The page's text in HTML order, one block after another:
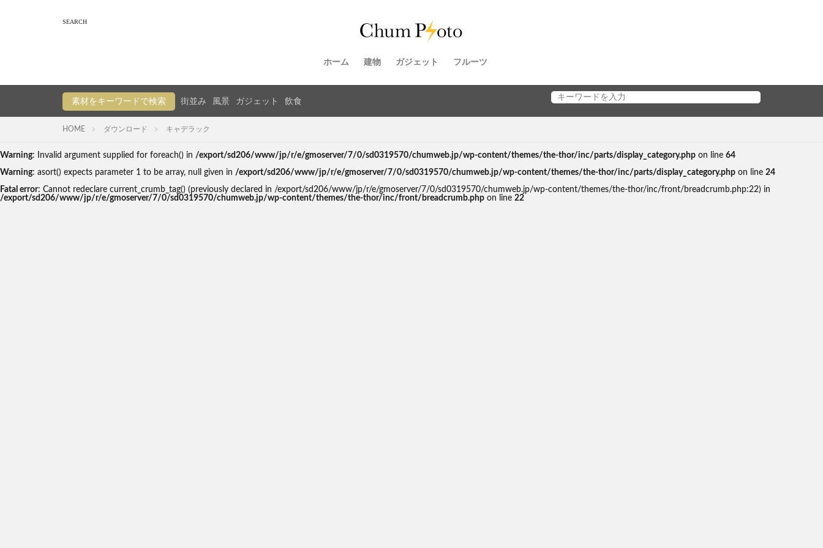
ホーム 建物 ガジェット フルーツ
素材をキーワードで検索 街並み 風景 ガジェット 飲食
HOME ダウンロード キャデラック
Warning: Invalid argument supplied for foreach() in /export/sd206/www/jp/r/e/gmoserver/7/0/sd0319570/chumweb.jp/wp-content/themes/the-thor/inc/parts/display_category.php on line 64
Warning: asort() expects parameter 1 to be array, null given in /export/sd206/www/jp/r/e/gmoserver/7/0/sd0319570/chumweb.jp/wp-content/themes/the-thor/inc/parts/display_category.php on line 24
Fatal error: Cannot redeclare current_crumb_tag() (previously declared in /export/sd206/www/jp/r/e/gmoserver/7/0/sd0319570/chumweb.jp/wp-content/themes/the-thor/inc/front/breadcrumb.php:22) in
/export/sd206/www/jp/r/e/gmoserver/7/0/sd0319570/chumweb.jp/wp-content/themes/the-thor/inc/front/breadcrumb.php on line 22